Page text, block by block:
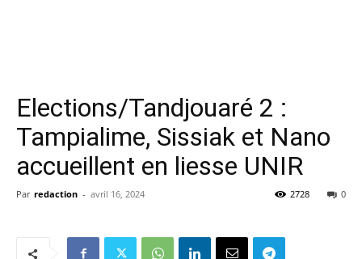
Elections/Tandjouaré 2 :
Tampialime, Sissiak et Nano
accueillent en liesse UNIR
Par redaction - avril 16, 2024 0
2728